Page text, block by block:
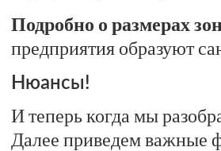
Подробно о размерах
предприятия образуют
Нюансы!
И теперь когда мы
Далее приведем важные